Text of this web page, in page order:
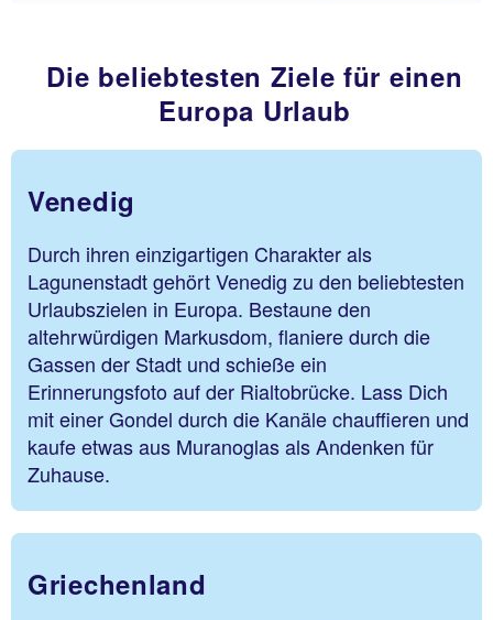
Die beliebtesten Ziele für einen
Europa Urlaub
Venedig
Durch ihren einzigartigen Charakter als
Lagunenstadt gehört Venedig zu den beliebtesten
Urlaubszielen in Europa. Bestaune den
altehrwürdigen Markusdom, flaniere durch die
Gassen der Stadt und schieße ein
Erinnerungsfoto auf der Rialtobrücke. Lass Dich
mit einer Gondel durch die Kanäle chauffieren und
kaufe etwas aus Muranoglas als Andenken für
Zuhause.
Griechenland